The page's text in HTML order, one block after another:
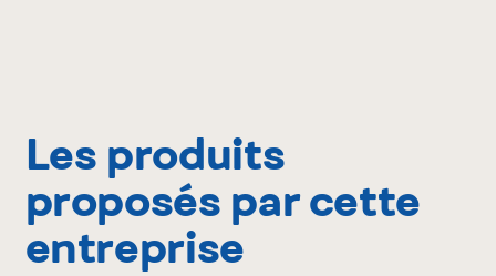
Les produits
proposés par cette
entreprise